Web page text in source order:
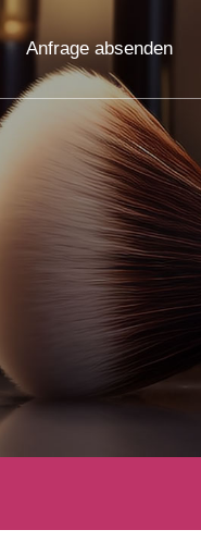
Anfrage absenden